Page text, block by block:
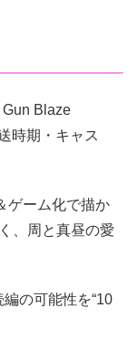
Gun Blaze
時期・キャス
ゲーム化で描か
、周と真昼の愛
の可能性を“10